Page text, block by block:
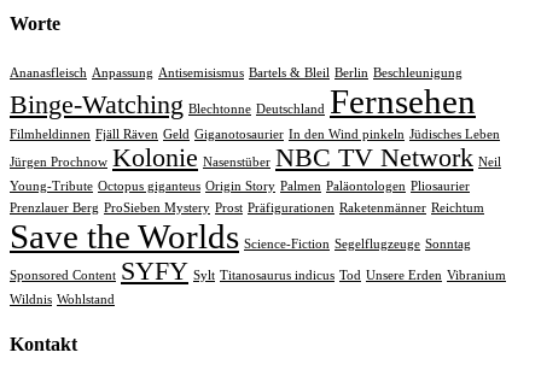
Worte
Ananasfleisch Anpassung Antisemisismus Bartels & Bleil Berlin Beschleunigung
Binge-Watching Blechtonne Deutschland Fernsehen
Filmheldinnen Fjäll Räven Geld Giganotosaurier In den Wind pinkeln Jüdisches Leben
Jürgen Prochnow Kolonie Nasenstüber NBC TV Network Neil
Young-Tribute Octopus giganteus Origin Story Palmen Paläontologen Pliosaurier
Prenzlauer Berg ProSieben Mystery Prost Präfigurationen Raketenmänner Reichtum
Save the Worlds Science-Fiction Segelflugzeuge Sonntag
Sponsored Content SYFY Sylt Titanosaurus indicus Tod Unsere Erden Vibranium
Wildnis Wohlstand
Kontakt